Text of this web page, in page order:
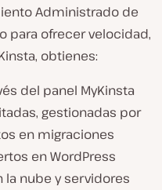
Administrado de
para ofrecer velocidad,
obtienes:
del panel MyKinsta
gestionadas por
en migraciones
en WordPress
la nube y servidores